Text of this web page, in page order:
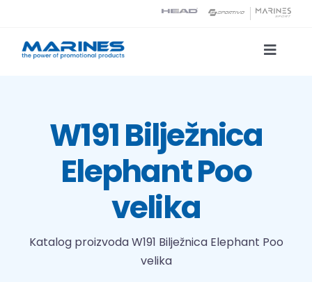
content
Toggle
Tehnologije tiska
W191 Bilježnica
Elephant Poo
velika
Katalog proizvodaW191 Bilježnica Elephant Poo
velika